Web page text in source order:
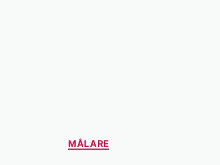
Kategorier
MÅLARE